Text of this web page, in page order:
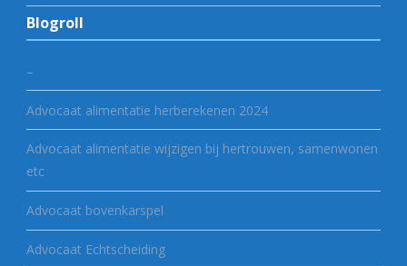
Blogroll
–
Advocaat alimentatie herberekenen 2024
Advocaat alimentatie wijzigen bij hertrouwen, samenwonen
etc
Advocaat bovenkarspel
Advocaat Echtscheiding